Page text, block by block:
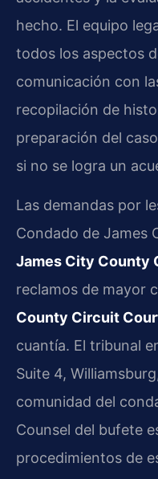
hecho. El equipo
todos los aspectos
comunicación con
recopilación de
preparación del
si no se logra un
Las demandas por
Condado de James
James City County
reclamos de mayor
County Circuit
cuantía. El tribunal
Suite 4,
comunidad del
Counsel del bufete
procedimientos de